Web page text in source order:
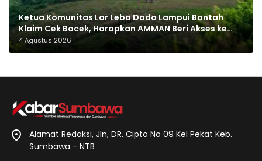
Ketua Komunitas Lar Leba Dodo Lampui Bantah
Klaim Cek Bocek, Harapkan AMMAN Beri Akses ke
Makam Leluhur
4 Agustus 2026
Alamat Redaksi, Jln, DR. Cipto No 09 Kel Pekat Keb.
Sumbawa - NTB